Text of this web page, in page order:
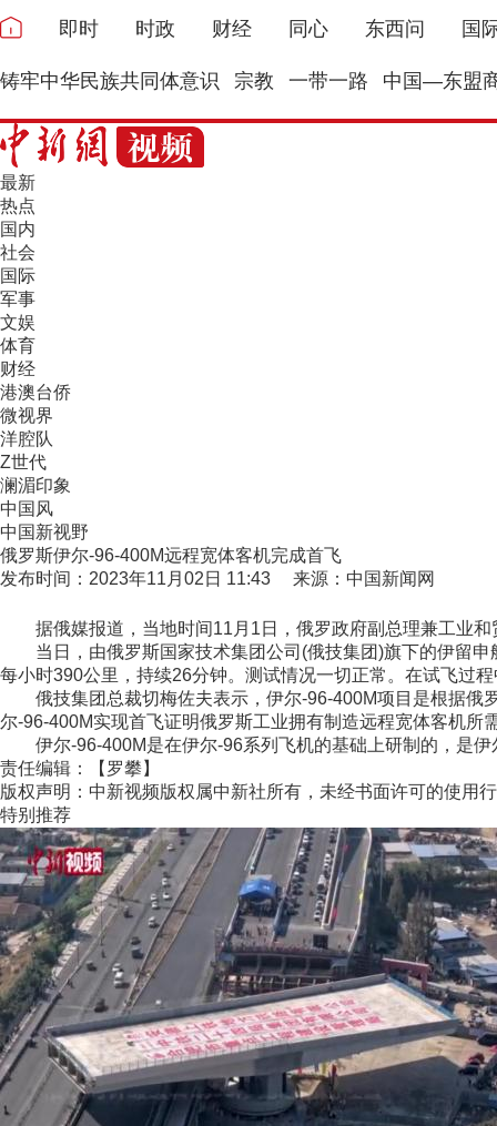
即时 时政 财经 同心 东西问 国
铸牢中华民族共同体意识 宗教 一带一路 中国—东盟
最新
热点
国内
社会
国际
军事
文娱
体育
财经
港澳台侨
微视界
洋腔队
Z世代
澜湄印象
中国风
中国新视野
俄罗斯伊尔-96-400M远程宽体客机完成首飞
发布时间：2023年11月02日 11:43 来源：中国新闻网
据俄媒报道，当地时间11月1日，俄罗政府副总理兼工业和
当日，由俄罗斯国家技术集团公司(俄技集团)旗下的伊留申
每小时390公里，持续26分钟。测试情况一切正常。在试飞过
俄技集团总裁切梅佐夫表示，伊尔-96-400M项目是根据俄
尔-96-400M实现首飞证明俄罗斯工业拥有制造远程宽体客机所
伊尔-96-400M是在伊尔-96系列飞机的基础上研制的，是伊
责任编辑：【罗攀】
版权声明：中新视频版权属中新社所有，未经书面许可的使用
特别推荐